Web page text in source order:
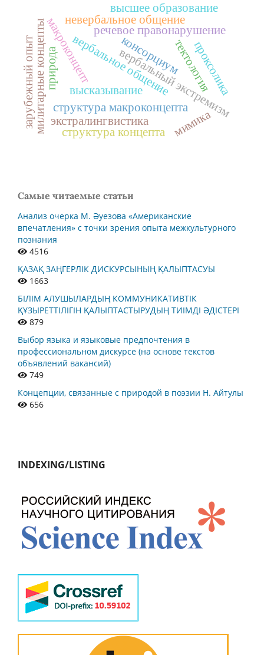
вербальное общение
вербальный экстремизм
речевое правонарушение
макроконцепт
милитарные концепты структура макроконцепта
невербальное общение
высказывание проксолика
экстралингвистика мимика
консорциум
з
а
р
у
б
е
ж
н
ы
й
о
п
ы
т
высшее образование
тектология
природа
структура концепта
Самые читаемые статьи
Анализ очерка М. Әуезова «Американские
впечатления» с точки зрения опыта межкультурного
познания
4516
ҚАЗАҚ ЗАҢГЕРЛІК ДИСКУРСЫНЫҢ ҚАЛЫПТАСУЫ
1663
БІЛІМ АЛУШЫЛАРДЫҢ КОММУНИКАТИВТІК
ҚҰЗЫРЕТТІЛІГІН ҚАЛЫПТАСТЫРУДЫҢ ТИІМДІ ӘДІСТЕРІ
879
Выбор языка и языковые предпочтения в
профессиональном дискурсе (на основе текстов
объявлений вакансий)
749
Концепции, связанные с природой в поэзии Н. Айтулы
656
INDEXING/LISTING